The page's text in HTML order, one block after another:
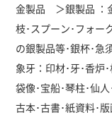
金製品 ＞銀製品 ：
枝･スプーン･フォー
の銀製品等･銀杯･急
象牙：印材･牙･香炉
袋像･宝船･琴柱･仙
古本･古書･紙資料･